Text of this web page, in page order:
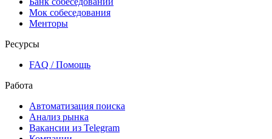
Мок собеседования
Менторы
Ресурсы
FAQ / Помощь
Работа
Автоматизация поиска
Анализ рынка
Вакансии из Telegram